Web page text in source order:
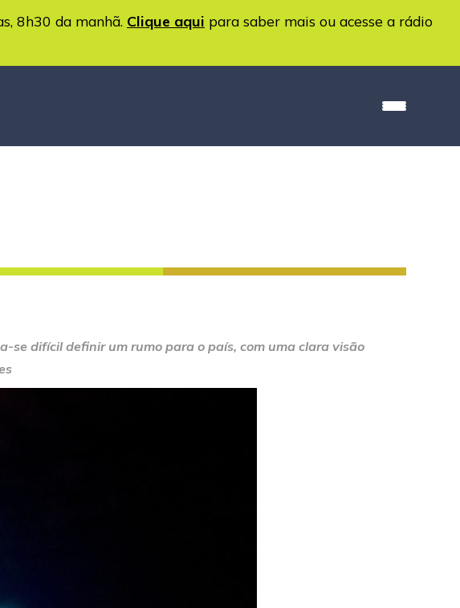
8h30 da manhã. Clique aqui para saber mais ou acesse a rádio
se difícil definir um rumo para o país, com uma clara visão